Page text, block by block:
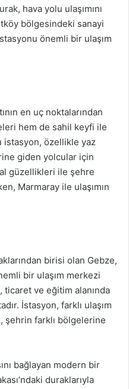
hava yolu ulaşımını
bölgesindeki sanayi
önemli bir ulaşım
en uç noktalarından
hem de sahil keyfi ile
istasyon, özellikle yaz
giden yolcular için
güzellikleri ile şehre
Marmaray ile ulaşımın
birisi olan Gebze,
bir ulaşım merkezi
ve eğitim alanında
İstasyon, farklı ulaşım
şehrin farklı bölgelerine
bağlayan modern bir
duraklarıyla